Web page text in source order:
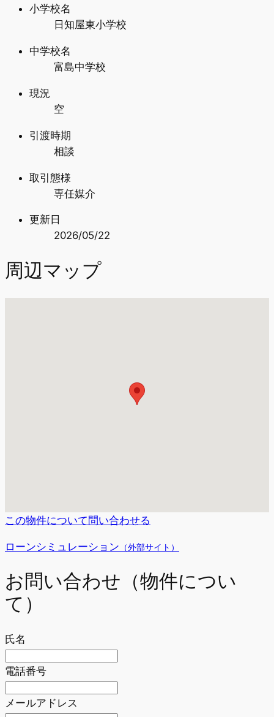
小学校名
日知屋東小学校
中学校名
富島中学校
現況
空
引渡時期
相談
取引態様
専任媒介
更新日
2026/05/22
周辺マップ
この物件について問い合わせる
ローンシミュレーション （外部サイト）
お問い合わせ（物件につい
て）
氏名
電話番号
メールアドレス